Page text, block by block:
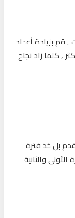
, قم بزيادة أعداد
, كلما زاد نجاح
بل خذ فترة
والثانية